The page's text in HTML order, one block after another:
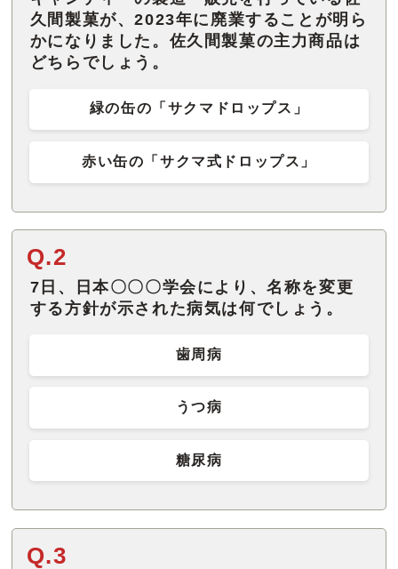
久間製菓が、2023年に廃業することが明ら
かになりました。佐久間製菓の主力商品は
どちらでしょう。
緑の缶の「サクマドロップス」
赤い缶の「サクマ式ドロップス」
Q.2
7日、日本〇〇〇学会により、名称を変更
する方針が示された病気は何でしょう。
歯周病
うつ病
糖尿病
Q.3